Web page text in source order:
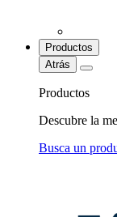
Productos
Atrás
Productos
Descubre la
Busca un